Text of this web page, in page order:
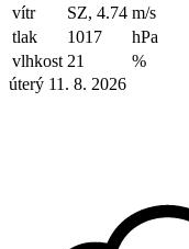
vítr
SZ, 4.74 m/s
tlak
1017
hPa
vlhkost 21
%
úterý 11. 8. 2026